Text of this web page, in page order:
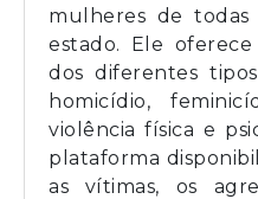
mulheres de
estado. Ele
dos diferentes
homicídio,
violência física e
plataforma
as vítimas, os